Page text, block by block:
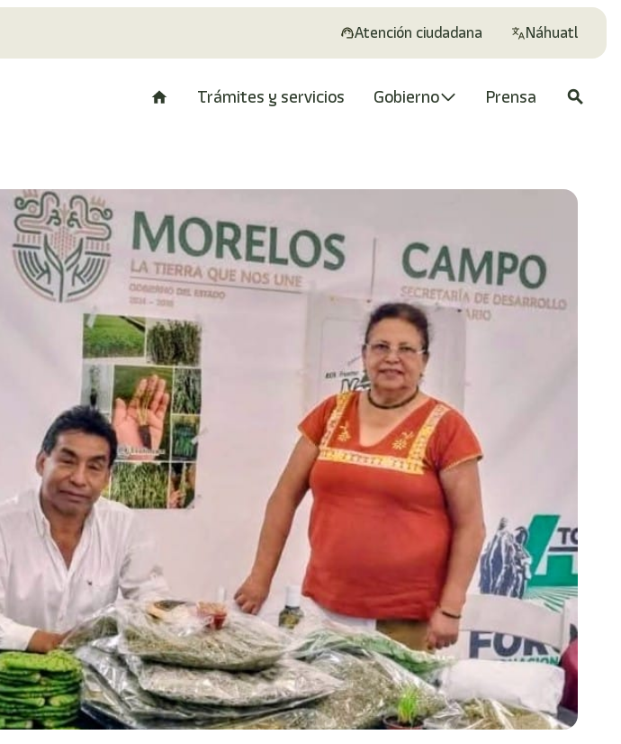
Atención ciudadana Náhuatl
Trámites y servicios Gobierno Prensa search